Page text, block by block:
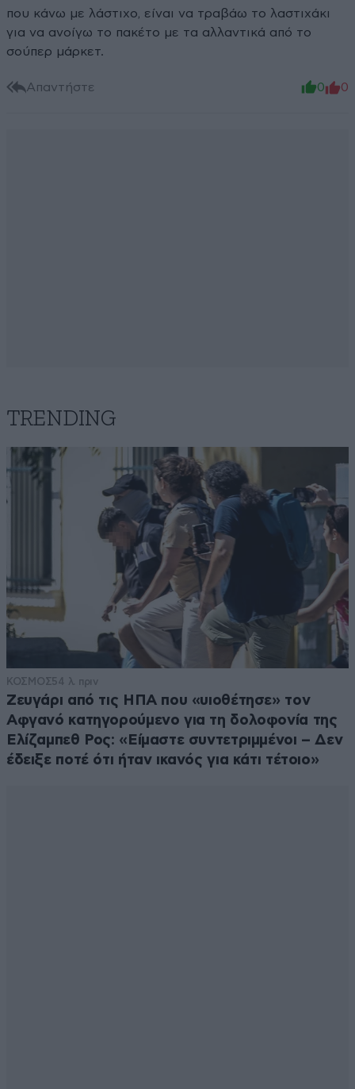
που κάνω με λάστιχο, είναι να τραβάω το λαστιχάκι
για να ανοίγω το πακέτο με τα αλλαντικά από το
σούπερ μάρκετ.
Απαντήστε 0 0
TRENDING
ΚΟΣΜΟΣ54 λ. πριν
Ζευγάρι από τις ΗΠΑ που «υιοθέτησε» τον
Αφγανό κατηγορούμενο για τη δολοφονία της
Ελίζαμπεθ Ρος: «Είμαστε συντετριμμένοι – Δεν
έδειξε ποτέ ότι ήταν ικανός για κάτι τέτοιο»